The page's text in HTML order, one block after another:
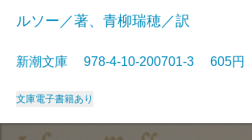
ルソー／著、青柳瑞穂／訳
新潮文庫 978-4-10-200701-3 605円
文庫電子書籍あり